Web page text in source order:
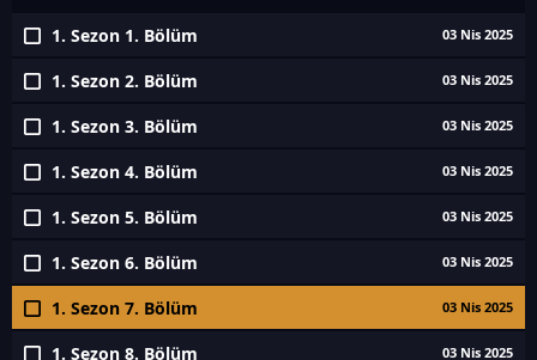
1. Sezon 1. Bölüm 03 Nis 2025
1. Sezon 2. Bölüm 03 Nis 2025
1. Sezon 3. Bölüm 03 Nis 2025
1. Sezon 4. Bölüm 03 Nis 2025
1. Sezon 5. Bölüm 03 Nis 2025
1. Sezon 6. Bölüm 03 Nis 2025
1. Sezon 7. Bölüm 03 Nis 2025
1. Sezon 8. Bölüm 03 Nis 2025